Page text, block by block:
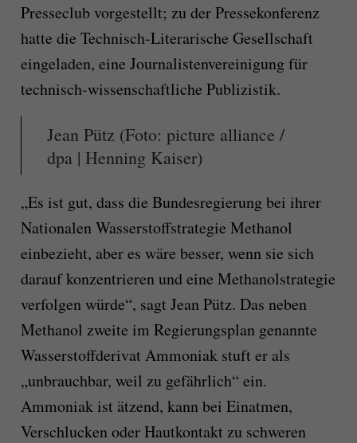
Presseclub vorgestellt; zu der Pressekonferenz
hatte die Technisch-Literarische Gesellschaft
eingeladen, eine Journalistenvereinigung für
technisch-wissenschaftliche Publizistik.
Jean Pütz (Foto: picture alliance /
dpa | Henning Kaiser)
„Es ist gut, dass die Bundesregierung bei ihrer
Nationalen Wasserstoffstrategie Methanol
einbezieht, aber es wäre besser, wenn sie sich
darauf konzentrieren und eine Methanolstrategie
verfolgen würde“, sagt Jean Pütz. Das neben
Methanol zweite im Regierungsplan genannte
Wasserstoffderivat Ammoniak stuft er als
„unbrauchbar, weil zu gefährlich“ ein.
Ammoniak ist ätzend, kann bei Einatmen,
Verschlucken oder Hautkontakt zu schweren